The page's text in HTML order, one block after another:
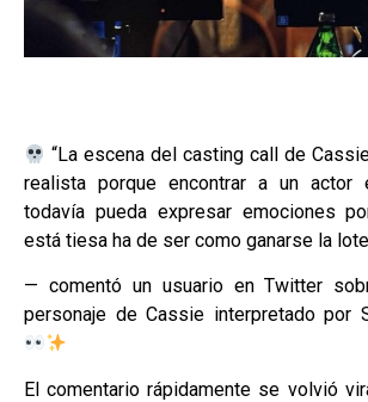
“La escena del casting call de
realista porque encontrar a un actor
todavía pueda expresar emociones
está tiesa ha de ser como ganarse la
— comentó un usuario en Twitter
personaje de Cassie interpretado por
El comentario rápidamente se volvió